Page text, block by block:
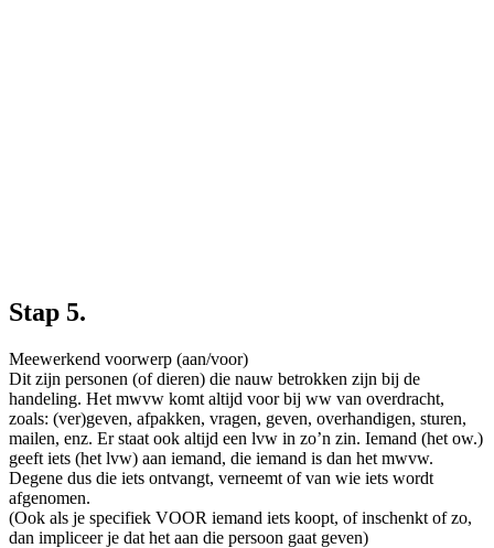
Stap 5.
Meewerkend voorwerp (aan/voor)
Dit zijn personen (of dieren) die nauw betrokken zijn bij de
handeling. Het mwvw komt altijd voor bij ww van overdracht,
zoals: (ver)geven, afpakken, vragen, geven, overhandigen, sturen,
mailen, enz. Er staat ook altijd een lvw in zo’n zin. Iemand (het ow.)
geeft iets (het lvw) aan iemand, die iemand is dan het mwvw.
Degene dus die iets ontvangt, verneemt of van wie iets wordt
afgenomen.
(Ook als je specifiek VOOR iemand iets koopt, of inschenkt of zo,
dan impliceer je dat het aan die persoon gaat geven)